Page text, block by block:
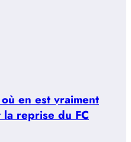
en est vraiment
la reprise du FC